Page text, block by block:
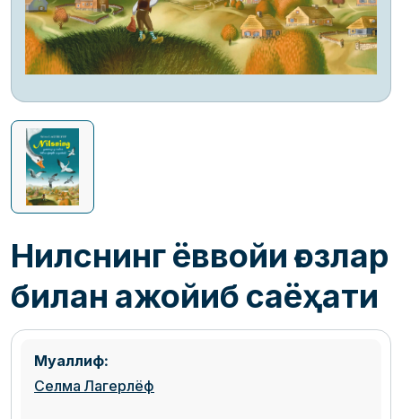
Нилснинг ёввойи ғозлар
билан ажойиб саёҳати
Муаллиф:
Селма Лагерлёф